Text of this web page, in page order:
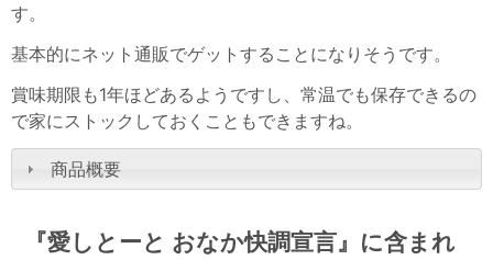
す。
基本的にネット通販でゲットすることになりそうです。
賞味期限も1年ほどあるようですし、常温でも保存できるの
で家にストックしておくこともできますね。
商品概要
『愛しとーと おなか快調宣言』に含まれ